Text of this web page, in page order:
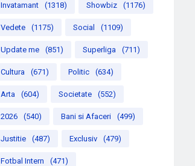
Invatamant (1318) Showbiz (1176)
Vedete (1175) Social (1109)
Update me (851) Superliga (711)
Cultura (671) Politic (634)
Arta (604) Societate (552)
2026 (540) Bani si Afaceri (499)
Justitie (487) Exclusiv (479)
Fotbal Intern (471)